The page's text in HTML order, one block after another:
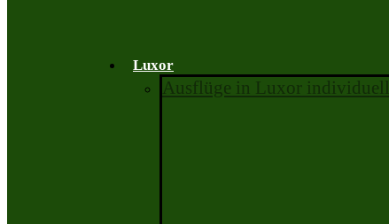
Luxor
Ausflüge in Luxor individuell